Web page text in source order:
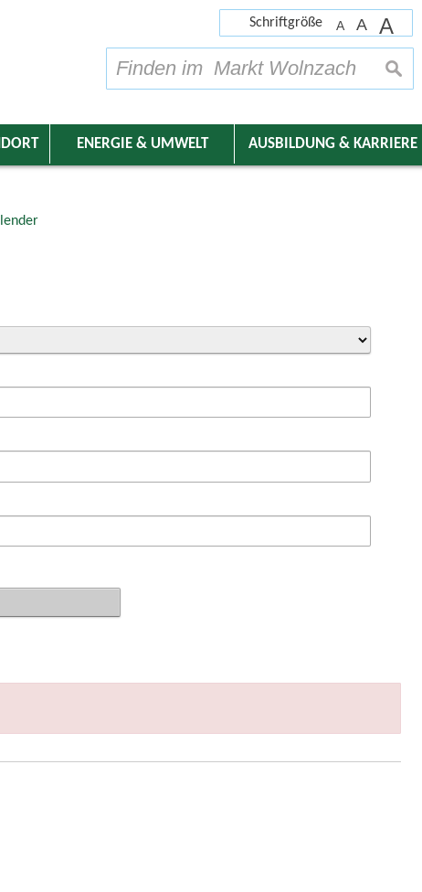
Schriftgröße A A A
ENERGIE & UMWELT AUSBILDUNG & KARRIERE